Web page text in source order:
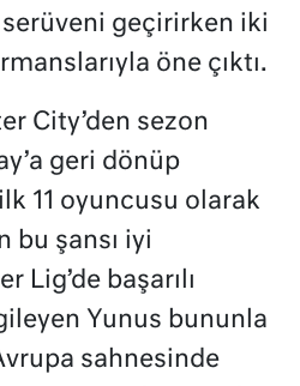
serüveni geçirirken iki
öne çıktı.
City’den sezon
geri dönüp
11 oyuncusu olarak
bu şansı iyi
Lig’de başarılı
Yunus bununla
sahnesinde